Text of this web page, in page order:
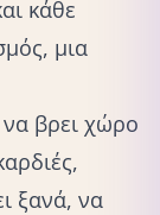
κάθε
μια
βρει χώρο
ξανά, να